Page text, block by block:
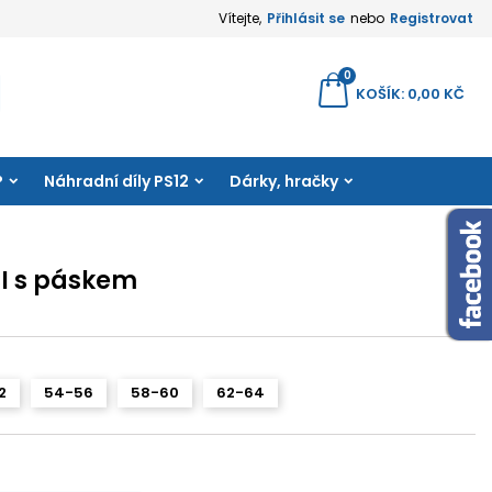
Vítejte, Přihlásit se nebo Registrovat
KOŠÍK
0
0,00 KČ
Náhradní díly PS12 Dárky, hračky
s páskem
54-56 58-60 62-64